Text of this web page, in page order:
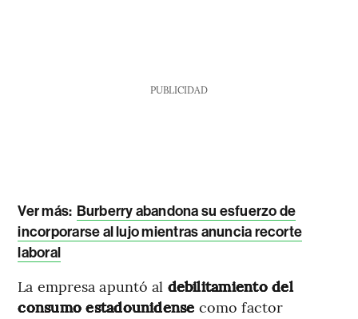
PUBLICIDAD
Ver más: Burberry abandona su esfuerzo de
incorporarse al lujo mientras anuncia recorte
laboral
La empresa apuntó al debilitamiento del
consumo estadounidense como factor